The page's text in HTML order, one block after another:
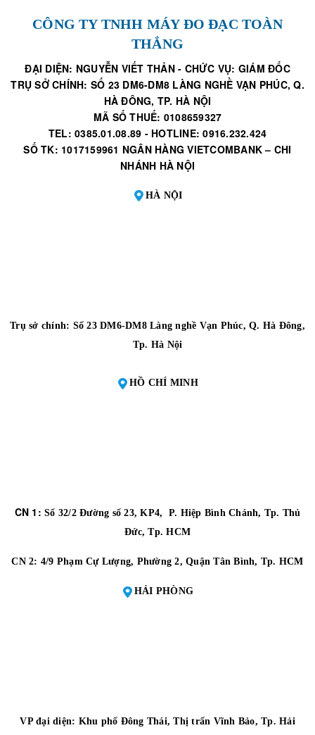
CÔNG TY TNHH MÁY ĐO ĐẠC TOÀN
THẮNG
ĐẠI DIỆN: NGUYỄN VIẾT THẢN - CHỨC VỤ: GIÁM ĐỐC
TRỤ SỞ CHÍNH: SỐ 23 DM6-DM8 LÀNG NGHỀ VẠN PHÚC, Q.
HÀ ĐÔNG, TP. HÀ NỘI
MÃ SỐ THUẾ: 0108659327
TEL: 0385.01.08.89 - HOTLINE: 0916.232.424
SỐ TK: 1017159961 NGÂN HÀNG VIETCOMBANK – CHI
NHÁNH HÀ NỘI
HÀ NỘI
Trụ sở chính: Số 23 DM6-DM8 Làng nghề Vạn Phúc, Q. Hà Đông,
Tp. Hà Nội
HỒ CHÍ MINH
CN 1: Số 32/2 Đường số 23, KP4, P. Hiệp Bình Chánh, Tp. Thủ
Đức, Tp. HCM
CN 2: 4/9 Phạm Cự Lượng, Phường 2, Quận Tân Bình, Tp. HCM
HẢI PHÒNG
VP đại diện: Khu phố Đông Thái, Thị trấn Vĩnh Bảo, Tp. Hải